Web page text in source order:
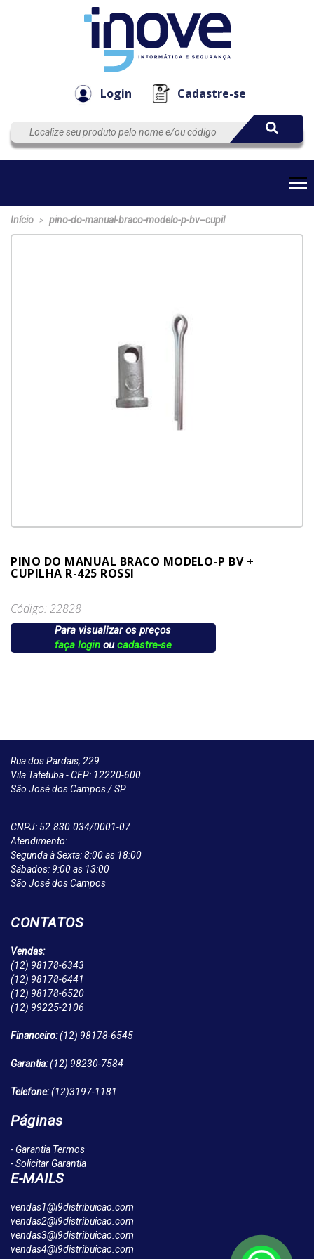
Login Cadastre-se
EmpresaAutomação
Início > pino-do-manual-braco-modelo-p-bv--cupil
PINO DO MANUAL BRACO MODELO-P BV +
CUPILHA R-425 ROSSI
Código: 22828
Para visualizar os preços
faça loginoucadastre-se
Rua dos Pardais, 229
Vila Tatetuba - CEP: 12220-600
São José dos Campos / SP
CNPJ: 52.830.034/0001-07
Atendimento:
Segunda à Sexta: 8:00 as 18:00
Sábados: 9:00 as 13:00
São José dos Campos
CONTATOS
Vendas:
(12) 98178-6343
(12) 98178-6441
(12) 98178-6520
(12) 99225-2106
Financeiro:(12) 98178-6545
Garantia:(12) 98230-7584
Telefone:(12)3197-1181
Páginas
- Garantia Termos
- Solicitar Garantia
E-MAILS
vendas1@i9distribuicao.com
vendas2@i9distribuicao.com
vendas3@i9distribuicao.com
vendas4@i9distribuicao.com